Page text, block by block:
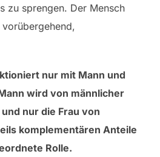
zu sprengen. Der Mensch
nur mit Mann und
wird von männlicher
nur die Frau von
komplementären Anteile
Rolle.